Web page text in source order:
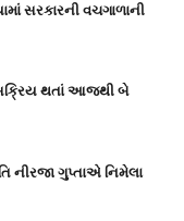
સરકારની વચગાળાની
થતાં આજથી બે
નીરજા ગુપ્તાએ નિમેલા